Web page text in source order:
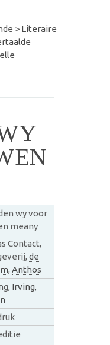
> Literaire
wy voor
meany
Contact,
de
, Anthos
Irving,